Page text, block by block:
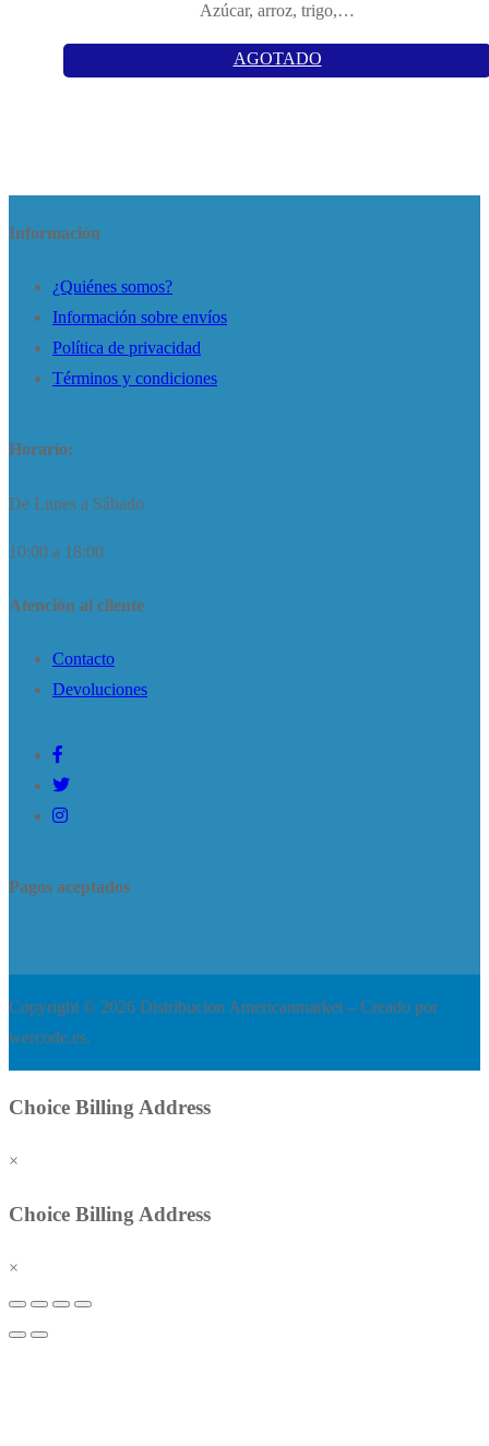
Azúcar, arroz, trigo,…
AGOTADO
Información
¿Quiénes somos?
Información sobre envíos
Política de privacidad
Términos y condiciones
Horario:
De Lunes a Sábado
10:00 a 18:00
Atención al cliente
Contacto
Devoluciones
Pagos aceptados
Copyright © 2026 Distribucion Americanmarket – Creado por
wercode.es.
Choice Billing Address
×
Choice Billing Address
×